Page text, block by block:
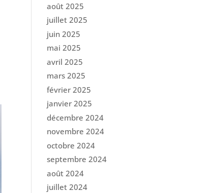
août 2025
juillet 2025
juin 2025
mai 2025
avril 2025
mars 2025
février 2025
janvier 2025
décembre 2024
novembre 2024
octobre 2024
septembre 2024
août 2024
juillet 2024